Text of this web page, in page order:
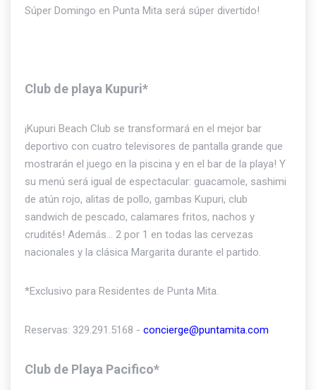
Súper Domingo en Punta Mita será súper divertido!
Club de playa Kupuri*
¡Kupuri Beach Club se transformará en el mejor bar
deportivo con cuatro televisores de pantalla grande que
mostrarán el juego en la piscina y en el bar de la playa! Y
su menú será igual de espectacular: guacamole, sashimi
de atún rojo, alitas de pollo, gambas Kupuri, club
sandwich de pescado, calamares fritos, nachos y
crudités! Además... 2 por 1 en todas las cervezas
nacionales y la clásica Margarita durante el partido.
*Exclusivo para Residentes de Punta Mita.
Reservas: 329.291.5168 - concierge@puntamita.com
Club de Playa Pacifico*